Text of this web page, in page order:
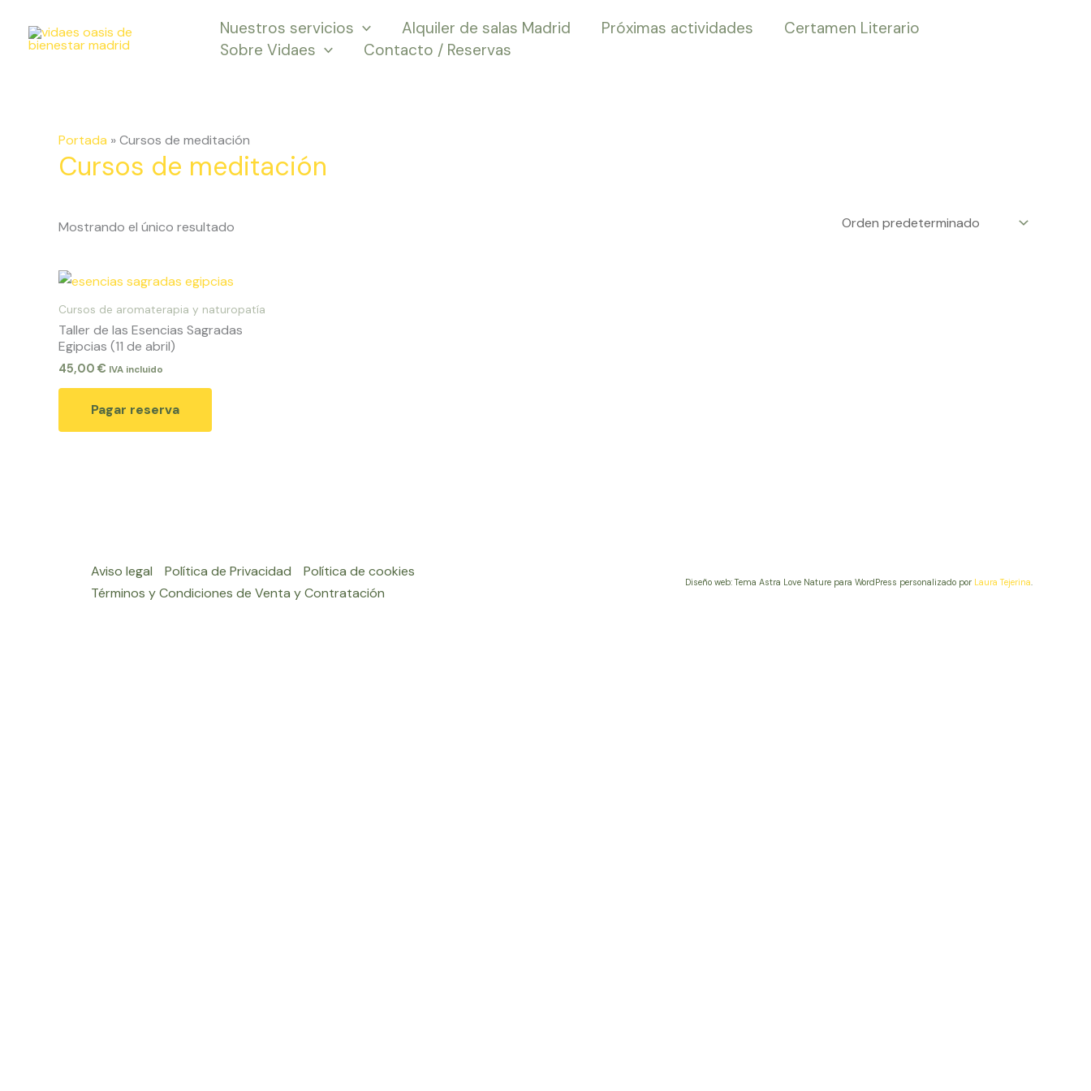
Nuestros servicios Alquiler de salas Madrid Próximas actividades
Certamen Literario
Sobre Vidaes
Contacto / Reservas
Portada »Cursos de meditación
Cursos de meditación
Mostrando el único resultado
Cursos de aromaterapia y naturopatía
Taller de las Esencias Sagradas
Egipcias (11 de abril)
45,00 € IVA incluido
Pagar reserva
Aviso legal Política de Privacidad
Política de cookies
Términos y Condiciones de Venta y Contratación
Diseño web: Tema Astra Love Nature para WordPress personalizado por Laura Tejerina.